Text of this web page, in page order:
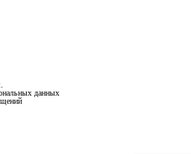
данных